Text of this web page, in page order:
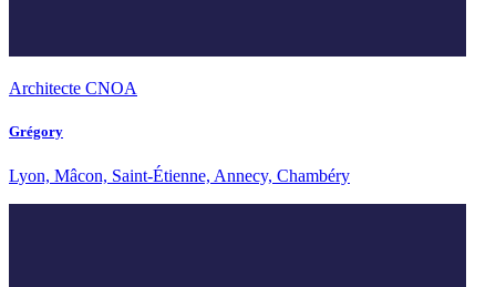
Architecte CNOA
Grégory
Lyon, Mâcon, Saint-Étienne, Annecy, Chambéry